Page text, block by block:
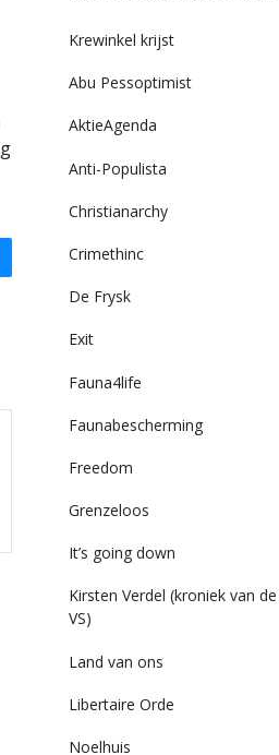
Krewinkel krijst
Abu Pessoptimist
AktieAgenda
Anti-Populista
Christianarchy
Crimethinc
De Frysk
Exit
Fauna4life
Faunabescherming
Freedom
Grenzeloos
It’s going down
Kirsten Verdel (kroniek van
VS)
Land van ons
Libertaire Orde
Noelhuis